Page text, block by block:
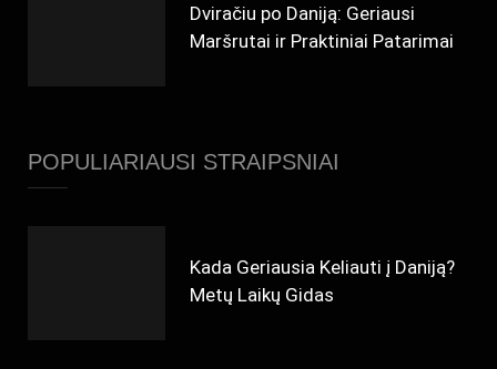
Dviračiu po Daniją: Geriausi
Maršrutai ir Praktiniai Patarimai
POPULIARIAUSI STRAIPSNIAI
Kada Geriausia Keliauti į Daniją?
Metų Laikų Gidas